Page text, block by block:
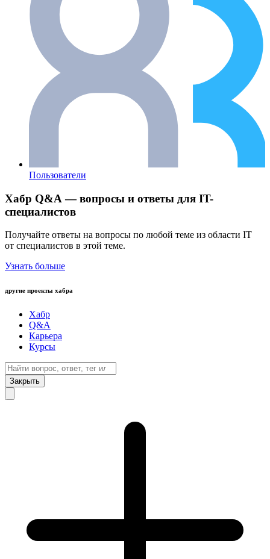
Пользователи
Хабр Q&A — вопросы и ответы для IT-
специалистов
Получайте ответы на вопросы по любой теме из области IT
от специалистов в этой теме.
Узнать больше
другие проекты хабра
Хабр
Q&A
Карьера
Курсы
Закрыть